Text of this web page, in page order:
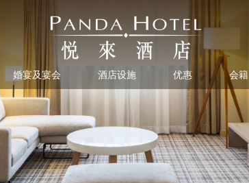
婚宴及宴会 酒店设施 优惠 会籍